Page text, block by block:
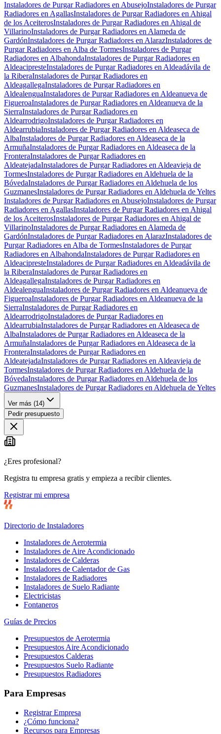
Instaladores de Purgar Radiadores en AbusejoInstaladores de Purgar
Radiadores en AgallasInstaladores de Purgar Radiadores en Ahigal
de los AceiterosInstaladores de Purgar Radiadores en Ahigal de
VillarinoInstaladores de Purgar Radiadores en Alameda de
GardónInstaladores de Purgar Radiadores en AlarazInstaladores de
Purgar Radiadores en Alba de TormesInstaladores de Purgar
Radiadores en AlbahondaInstaladores de Purgar Radiadores en
AldeacipresteInstaladores de Purgar Radiadores en Aldeadávila de
la RiberaInstaladores de Purgar Radiadores en
AldeagallegaInstaladores de Purgar Radiadores en
AldealenguaInstaladores de Purgar Radiadores en Aldeanueva de
FigueroaInstaladores de Purgar Radiadores en Aldeanueva de la
SierraInstaladores de Purgar Radiadores en
AldearrodrigoInstaladores de Purgar Radiadores en
AldearrubiaInstaladores de Purgar Radiadores en Aldeaseca de
AlbaInstaladores de Purgar Radiadores en Aldeaseca de la
ArmuñaInstaladores de Purgar Radiadores en Aldeaseca de la
FronteraInstaladores de Purgar Radiadores en
AldeatejadaInstaladores de Purgar Radiadores en Aldeavieja de
TormesInstaladores de Purgar Radiadores en Aldehuela de la
BóvedaInstaladores de Purgar Radiadores en Aldehuela de los
GuzmanesInstaladores de Purgar Radiadores en Aldehuela de Yeltes
Instaladores de Purgar Radiadores en AbusejoInstaladores de Purgar
Radiadores en AgallasInstaladores de Purgar Radiadores en Ahigal
de los AceiterosInstaladores de Purgar Radiadores en Ahigal de
VillarinoInstaladores de Purgar Radiadores en Alameda de
GardónInstaladores de Purgar Radiadores en AlarazInstaladores de
Purgar Radiadores en Alba de TormesInstaladores de Purgar
Radiadores en AlbahondaInstaladores de Purgar Radiadores en
AldeacipresteInstaladores de Purgar Radiadores en Aldeadávila de
la RiberaInstaladores de Purgar Radiadores en
AldeagallegaInstaladores de Purgar Radiadores en
AldealenguaInstaladores de Purgar Radiadores en Aldeanueva de
FigueroaInstaladores de Purgar Radiadores en Aldeanueva de la
SierraInstaladores de Purgar Radiadores en
AldearrodrigoInstaladores de Purgar Radiadores en
AldearrubiaInstaladores de Purgar Radiadores en Aldeaseca de
AlbaInstaladores de Purgar Radiadores en Aldeaseca de la
ArmuñaInstaladores de Purgar Radiadores en Aldeaseca de la
FronteraInstaladores de Purgar Radiadores en
AldeatejadaInstaladores de Purgar Radiadores en Aldeavieja de
TormesInstaladores de Purgar Radiadores en Aldehuela de la
BóvedaInstaladores de Purgar Radiadores en Aldehuela de los
GuzmanesInstaladores de Purgar Radiadores en Aldehuela de Yeltes
Ver más (14)
Pedir presupuesto
¿Eres profesional?
Registra tu empresa gratis y empieza a recibir clientes.
Registrar mi empresa
Directorio de Instaladores
Instaladores de Aerotermia
Instaladores de Aire Acondicionado
Instaladores de Calderas
Instaladores de Calentador de Gas
Instaladores de Radiadores
Instaladores de Suelo Radiante
Electricistas
Fontaneros
Guías de Precios
Presupuestos de Aerotermia
Presupuestos Aire Acondicionado
Presupuestos Calderas
Presupuestos Suelo Radiante
Presupuestos Radiadores
Para Empresas
Registrar Empresa
¿Cómo funciona?
Recursos para Empresas